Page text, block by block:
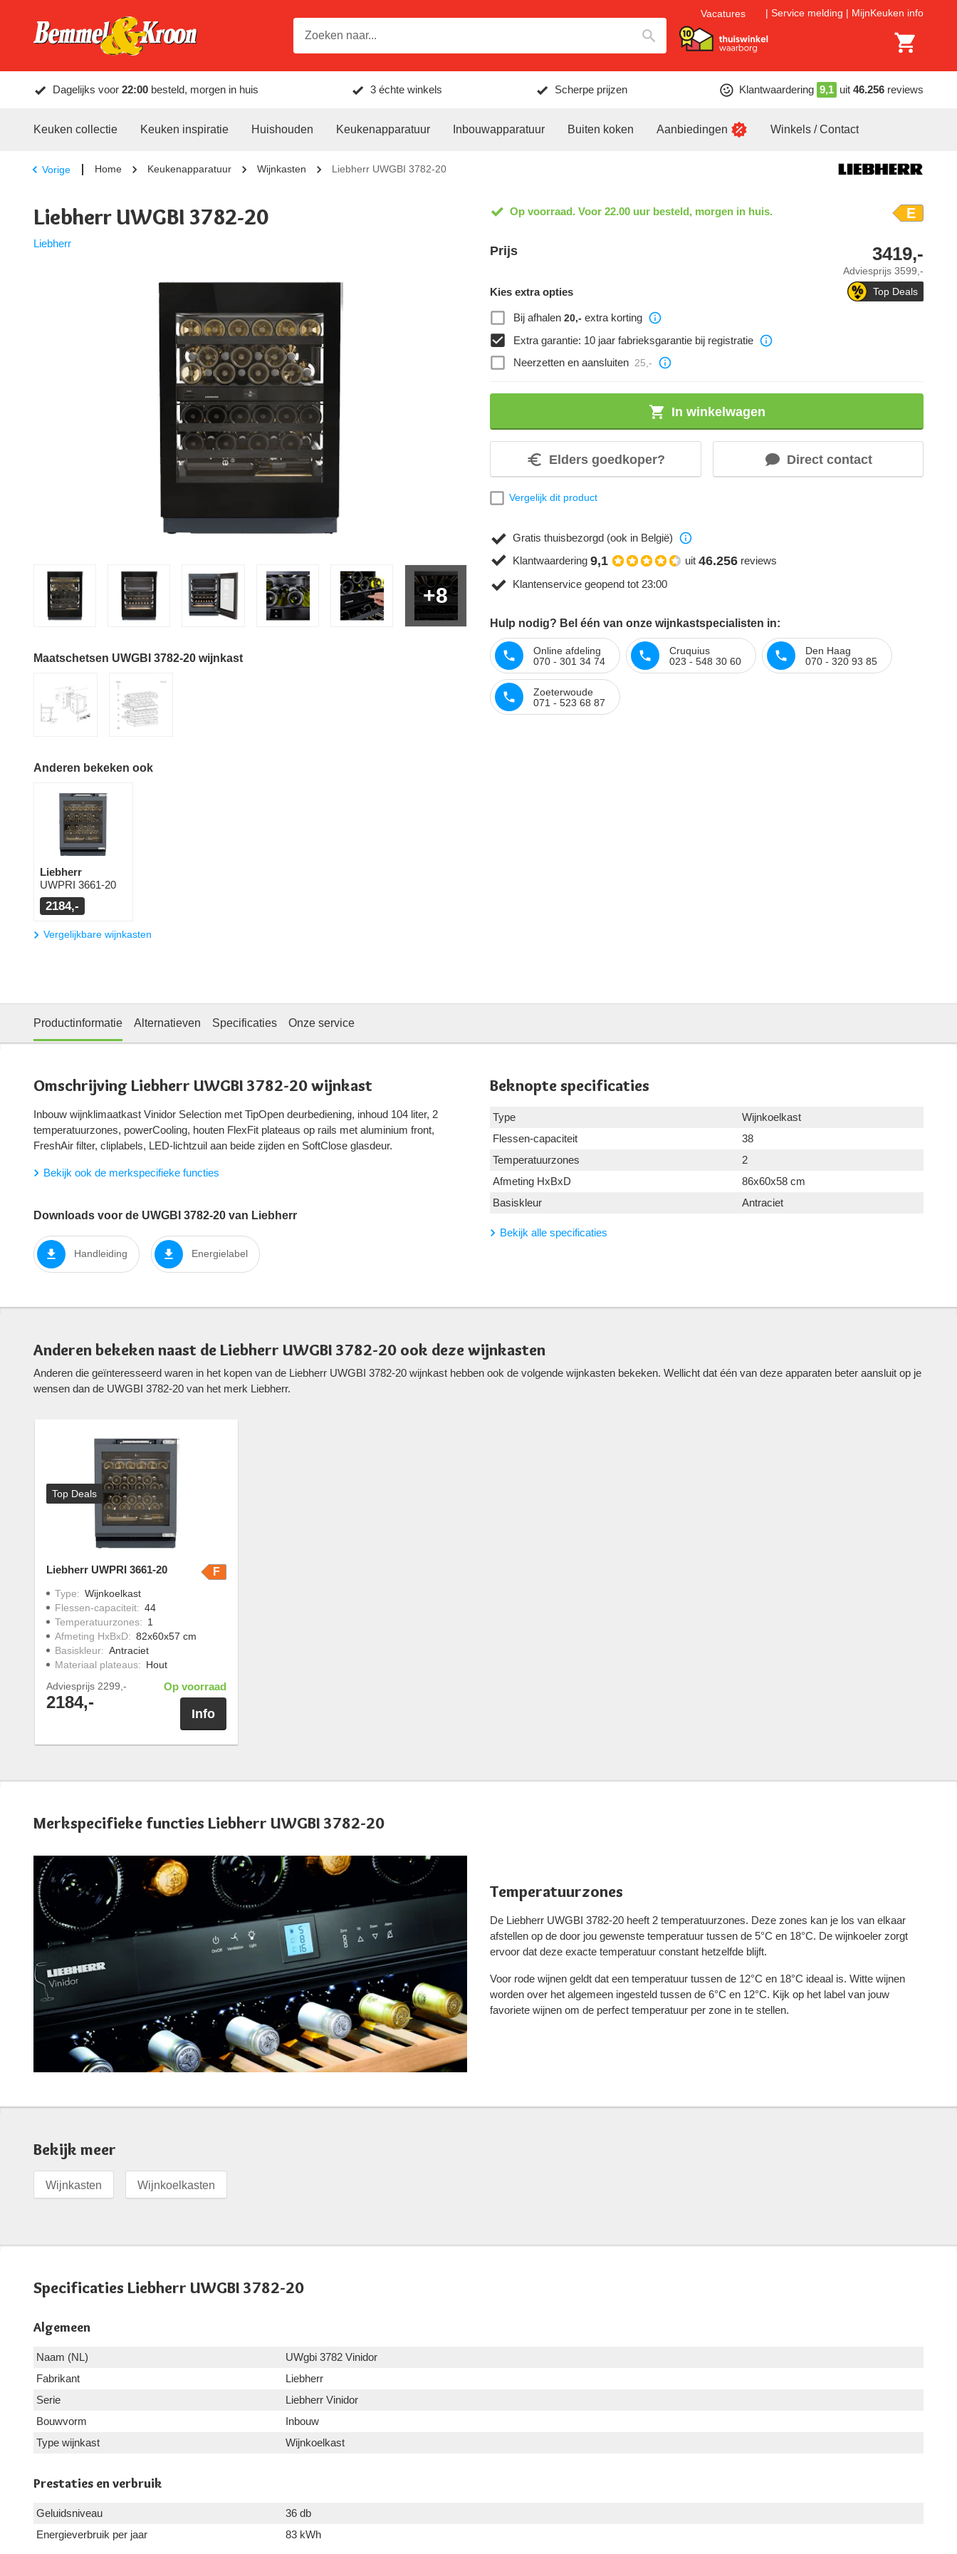
Vacatures Service melding MijnKeuken info
Dagelijks voor 22:00 besteld, morgen in huis 3 échte winkels Scherpe prijzen Klantwaardering 9,1 uit 46.256 reviews
Keuken collectie Keuken inspiratie Huishouden Keukenapparatuur Inbouwapparatuur Buiten koken Aanbiedingen Winkels / Contact
Vorige Home Keukenapparatuur Wijnkasten Liebherr UWGBI 3782-20
Liebherr UWGBI 3782-20
Liebherr
+8
Maatschetsen UWGBI 3782-20 wijnkast
Anderen bekeken ook
Liebherr
UWPRI 3661-20
2184,-
Vergelijkbare wijnkasten
Op voorraad. Voor 22.00 uur besteld, morgen in huis. E
Prijs
Adviesprijs 3599,-
3419,-
Top Deals
Kies extra opties
Bij afhalen 20,- extra korting
Extra garantie: 10 jaar fabrieksgarantie bij registratie
Neerzetten en aansluiten 25,-
In winkelwagen
Elders goedkoper? Direct contact
Vergelijk dit product
Gratis thuisbezorgd (ook in België)
Klantwaardering 9,1 uit 46.256 reviews
Klantenservice geopend tot 23:00
Hulp nodig? Bel één van onze wijnkastspecialisten in:
Online afdeling
070 - 301 34 74
Cruquius
023 - 548 30 60
Den Haag
070 - 320 93 85
Zoeterwoude
071 - 523 68 87
Productinformatie Alternatieven Specificaties Onze service
Omschrijving Liebherr UWGBI 3782-20 wijnkast
Inbouw wijnklimaatkast Vinidor Selection met TipOpen deurbediening, inhoud 104 liter, 2
temperatuurzones, powerCooling, houten FlexFit plateaus op rails met aluminium front,
FreshAir filter, cliplabels, LED-lichtzuil aan beide zijden en SoftClose glasdeur.
Bekijk ook de merkspecifieke functies
Downloads voor de UWGBI 3782-20 van Liebherr
Handleiding Energielabel
Beknopte specificaties
Type
Wijnkoelkast
Flessen-capaciteit
38
Temperatuurzones
2
Afmeting HxBxD
86x60x58 cm
Basiskleur
Antraciet
Bekijk alle specificaties
Anderen bekeken naast de Liebherr UWGBI 3782-20 ook deze wijnkasten
Anderen die geïnteresseerd waren in het kopen van de Liebherr UWGBI 3782-20 wijnkast hebben ook de volgende wijnkasten bekeken. Wellicht dat één van deze apparaten beter aansluit op je
wensen dan de UWGBI 3782-20 van het merk Liebherr.
Top Deals
Liebherr UWPRI 3661-20 F
Type: Wijnkoelkast
Flessen-capaciteit: 44
Temperatuurzones: 1
Afmeting HxBxD: 82x60x57 cm
Basiskleur: Antraciet
Materiaal plateaus: Hout
Adviesprijs 2299,-
2184,-
Op voorraad
Info
Merkspecifieke functies Liebherr UWGBI 3782-20
Temperatuurzones
De Liebherr UWGBI 3782-20 heeft 2 temperatuurzones. Deze zones kan je los van elkaar
afstellen op de door jou gewenste temperatuur tussen de 5°C en 18°C. De wijnkoeler zorgt
ervoor dat deze exacte temperatuur constant hetzelfde blijft.
Voor rode wijnen geldt dat een temperatuur tussen de 12°C en 18°C ideaal is. Witte wijnen
worden over het algemeen ingesteld tussen de 6°C en 12°C. Kijk op het label van jouw
favoriete wijnen om de perfect temperatuur per zone in te stellen.
Bekijk meer
Wijnkasten Wijnkoelkasten
Specificaties Liebherr UWGBI 3782-20
Algemeen
Naam (NL)
UWgbi 3782 Vinidor
Fabrikant
Liebherr
Serie
Liebherr Vinidor
Bouwvorm
Inbouw
Type wijnkast
Wijnkoelkast
Prestaties en verbruik
Geluidsniveau
36 db
Energieverbruik per jaar
83 kWh